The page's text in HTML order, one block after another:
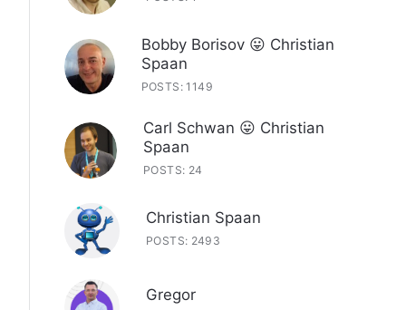
Bobby Borisov 😛 Christian
Spaan
POSTS: 1149
Carl Schwan 😛 Christian
Spaan
POSTS: 24
Christian Spaan
POSTS: 2493
Gregor